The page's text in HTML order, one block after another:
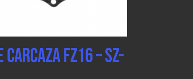
CARCAZA FZ16 – SZ-